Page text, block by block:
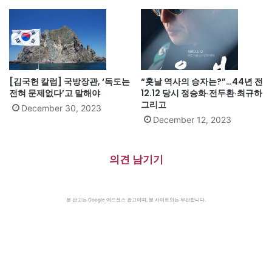
[김국헌 칼럼] 국방장관, ‘독도는
전혀 문제없다’고 말해야
December 30, 2023
“훗날 역사의 승자는?”…44년 전
12.12 당시 정승화·전두환·최규하
그리고
December 12, 2023
의견 남기기
본 광고는 Google 애드센스 광고이며, 본 사이트와는 무관합니다.